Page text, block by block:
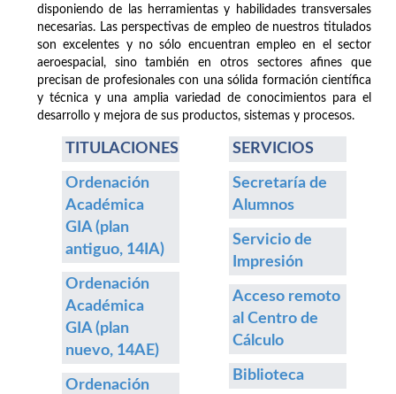
disponiendo de las herramientas y habilidades transversales
necesarias. Las perspectivas de empleo de nuestros titulados
son excelentes y no sólo encuentran empleo en el sector
aeroespacial, sino también en otros sectores afines que
precisan de profesionales con una sólida formación científica
y técnica y una amplia variedad de conocimientos para el
desarrollo y mejora de sus productos, sistemas y procesos.
TITULACIONES
Ordenación
Académica
GIA (plan
antiguo, 14IA)
Ordenación
Académica
GIA (plan
nuevo, 14AE)
Ordenación
SERVICIOS
Secretaría de
Alumnos
Servicio de
Impresión
Acceso remoto
al Centro de
Cálculo
Biblioteca